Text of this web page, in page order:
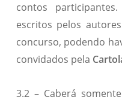
contos
escritos pelos
concurso, podendo
convidados pela
3.2 – Caberá